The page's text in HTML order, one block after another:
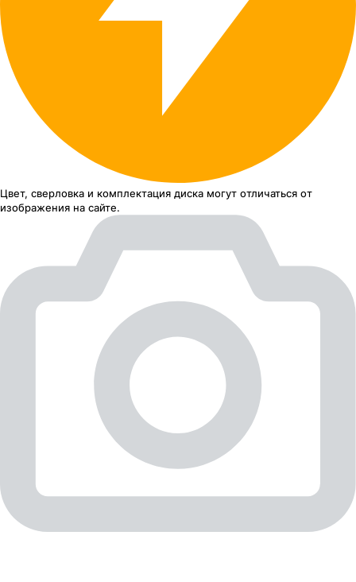
Цвет, сверловка и комплектация диска могут отличаться от
изображения на сайте.